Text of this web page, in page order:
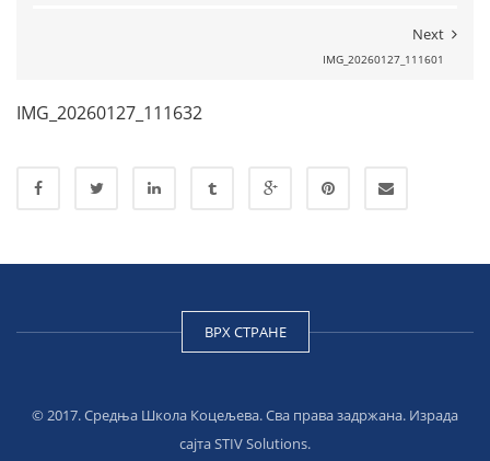
Next
IMG_20260127_111601
IMG_20260127_111632
ВРХ СТРАНЕ
© 2017. Средња Школа Коцељева. Сва права задржана. Израда
сајтаSTIV Solutions.